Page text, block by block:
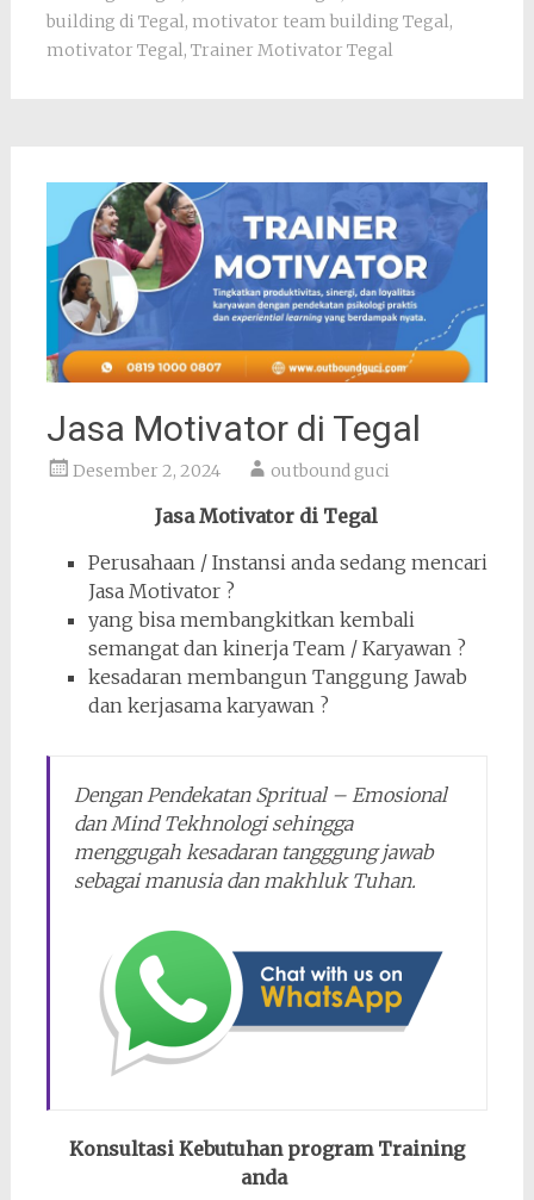
building di Tegal, motivator team building Tegal,
motivator Tegal, Trainer Motivator Tegal
Jasa Motivator di Tegal
Desember 2, 2024 outbound guci
Jasa Motivator di Tegal
Perusahaan / Instansi anda sedang mencari
Jasa Motivator ?
yang bisa membangkitkan kembali
semangat dan kinerja Team / Karyawan ?
kesadaran membangun Tanggung Jawab
dan kerjasama karyawan ?
Dengan Pendekatan Spritual – Emosional
dan Mind Tekhnologi sehingga
menggugah kesadaran tangggung jawab
sebagai manusia dan makhluk Tuhan.
Konsultasi Kebutuhan program Training
anda